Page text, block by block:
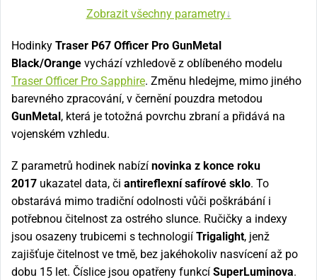
Zobrazit všechny parametry↓
Hodinky Traser P67 Officer Pro GunMetal
Black/Orange vychází vzhledově z oblíbeného modelu
Traser Officer Pro Sapphire. Změnu hledejme, mimo jiného
barevného zpracování, v černění pouzdra metodou
GunMetal, která je totožná povrchu zbraní a přidává na
vojenském vzhledu.
Z parametrů hodinek nabízí novinka z konce roku
2017 ukazatel data, či antireflexní safírové sklo. To
obstarává mimo tradiční odolnosti vůči poškrábání i
potřebnou čitelnost za ostrého slunce. Ručičky a indexy
jsou osazeny trubicemi s technologií Trigalight, jenž
zajišťuje čitelnost ve tmě, bez jakéhokoliv nasvícení až po
dobu 15 let. Číslice jsou opatřeny funkcí SuperLuminova.